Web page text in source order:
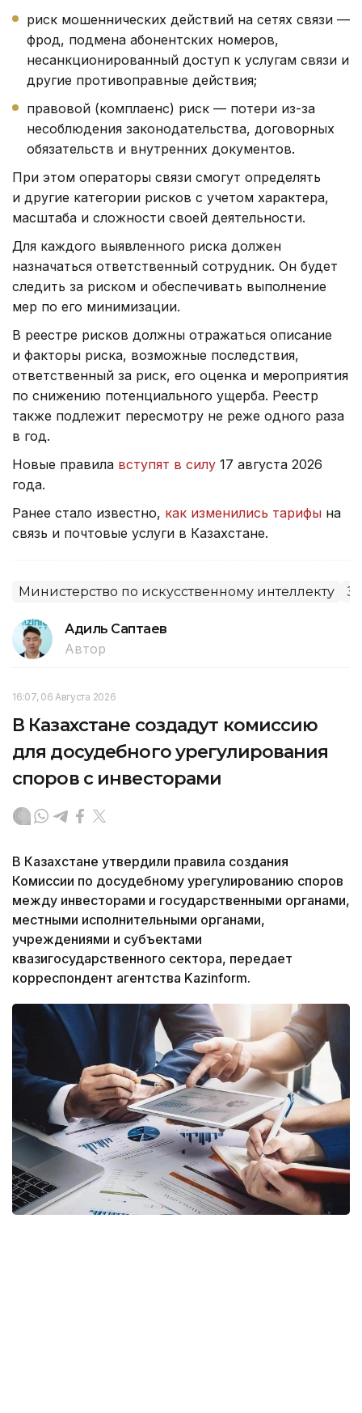
риск мошеннических действий на сетях связи —
фрод, подмена абонентских номеров,
несанкционированный доступ к услугам связи и
другие противоправные действия;
правовой (комплаенс) риск — потери из-за
несоблюдения законодательства, договорных
обязательств и внутренних документов.
При этом операторы связи смогут определять
и другие категории рисков с учетом характера,
масштаба и сложности своей деятельности.
Для каждого выявленного риска должен
назначаться ответственный сотрудник. Он будет
следить за риском и обеспечивать выполнение
мер по его минимизации.
В реестре рисков должны отражаться описание
и факторы риска, возможные последствия,
ответственный за риск, его оценка и мероприятия
по снижению потенциального ущерба. Реестр
также подлежит пересмотру не реже одного раза
в год.
Новые правила вступят в силу 17 августа 2026
года.
Ранее стало известно, как изменились тарифы на
связь и почтовые услуги в Казахстане.
Министерство по искусственному интеллекту
Адиль Саптаев
Автор
16:07, 06 Августа 2026
В Казахстане создадут комиссию
для досудебного урегулирования
споров с инвесторами
В Казахстане утвердили правила создания
Комиссии по досудебному урегулированию споров
между инвесторами и государственными органами,
местными исполнительными органами,
учреждениями и субъектами
квазигосударственного сектора, передает
корреспондент агентства Kazinform.